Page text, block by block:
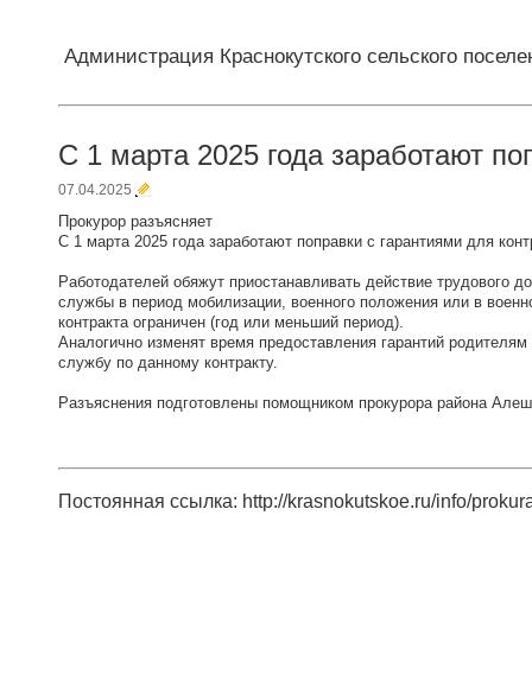
Администрация Краснокутского сельского
С 1 марта 2025 года заработают
07.04.2025
Прокурор разъясняет
С 1 марта 2025 года заработают поправки с гарантиями для
Работодателей обяжут приостанавливать действие трудового
службы в период мобилизации, военного положения или в
контракта ограничен (год или меньший период).
Аналогично изменят время предоставления гарантий
службу по данному контракту.
Разъяснения подготовлены помощником прокурора района
Постоянная ссылка: http://krasnokutskoe.ru/info/